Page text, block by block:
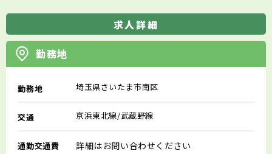
求人詳細
勤務地
勤務地 埼玉県さいたま市南区
交通 京浜東北線/武蔵野線
通勤交通費 詳細はお問い合わせください